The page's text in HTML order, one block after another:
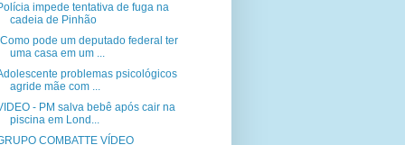
impede tentativa de fuga na
cadeia de Pinhão
pode um deputado federal ter
uma casa em um ...
problemas psicológicos
agride mãe com ...
- PM salva bebê após cair na
piscina em Lond...
COMBATTE VÍDEO